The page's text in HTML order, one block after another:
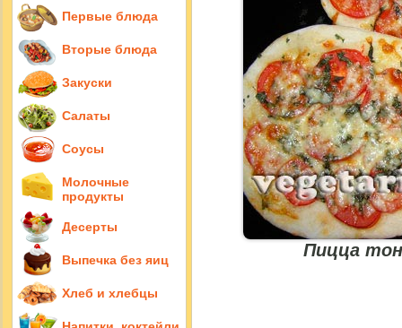
Пицца
Первые блюда
Вторые блюда
Закуски
Салаты
Соусы
Молочные
продукты
Десерты
Выпечка без яиц
Хлеб и хлебцы